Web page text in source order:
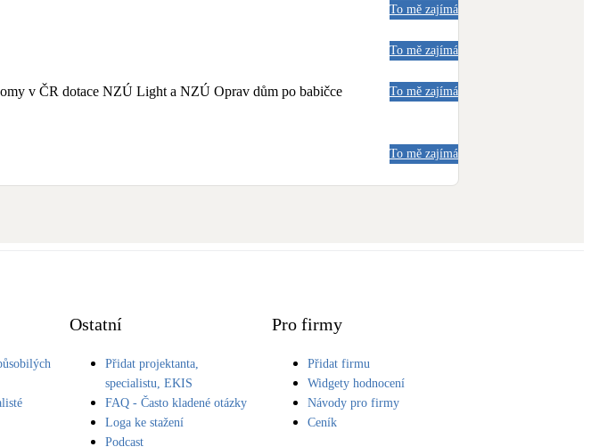
To mě zajímá
To mě zajímá
v ČR dotace NZÚ Light a NZÚ Oprav dům po babičce To mě zajímá
To mě zajímá
Ostatní
Přidat projektanta,
specialistu, EKIS
FAQ - Často kladené otázky
Loga ke stažení
Podcast
Pro firmy
Přidat firmu
Widgety hodnocení
Návody pro firmy
Ceník